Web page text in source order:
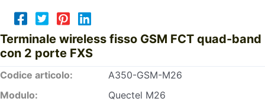
Terminale wireless fisso GSM FCT quad-band
con 2 porte FXS
Codice articolo:
A350-GSM-M26
Modulo:
Quectel M26